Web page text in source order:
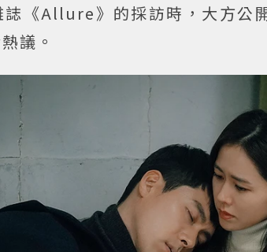
《Allure》的採訪時，大方公
議。